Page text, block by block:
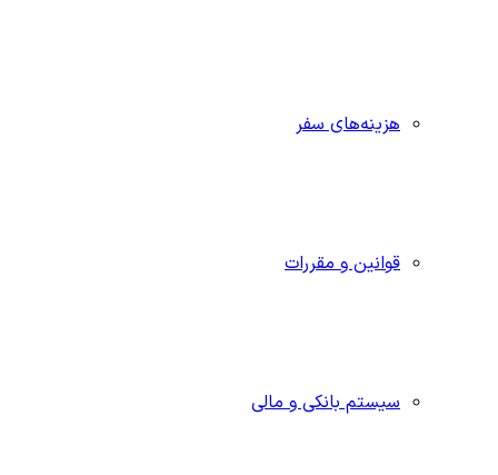
هزینه‌های سفر
قوانین و مقررات
سیستم بانکی و مالی